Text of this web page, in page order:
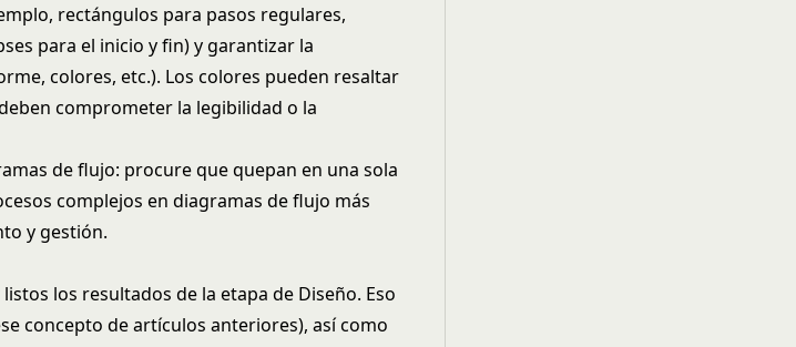
rectángulos para pasos regulares,
para el inicio y fin) y garantizar la
colores, etc.). Los colores pueden resaltar
comprometer la legibilidad o la
de flujo: procure que quepan en una sola
complejos en diagramas de flujo más
y gestión.
los resultados de la etapa de Diseño. Eso
concepto de artículos anteriores), así como